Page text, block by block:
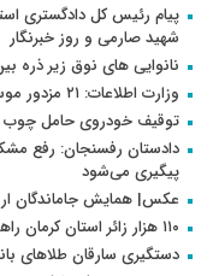
شهید صارمی و روز خبرنگار
نانوایی های نوق زیر ذره
وزارت اطلاعات: ۲۱ مزدور موساد و ۴ شرور مسلح در کرمان بازداشت شدند
توقیف خودروی حامل چوب
دادستان رفسنجان: رفع
پیگیری می‌شود
عکس| همایش جاماندگان
۱۱۰ هزار زائر استان کرمان راهی سفر اربعین شدند
دستگیری سارقان طلاهای